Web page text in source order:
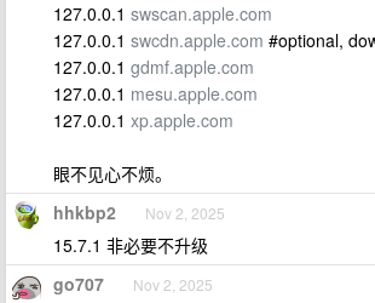
127.0.0.1 swscan.apple.com
127.0.0.1 swcdn.apple.com #optional,
127.0.0.1 gdmf.apple.com
127.0.0.1 mesu.apple.com
127.0.0.1 xp.apple.com
眼不见心不烦。
hhkbp2 Nov 2, 2025
15.7.1 非必要不升级
go707 Nov 2, 2025